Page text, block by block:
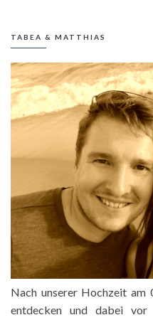
TABEA & MATTHIAS
Nach unserer Hochzeit
entdecken und dabei vor